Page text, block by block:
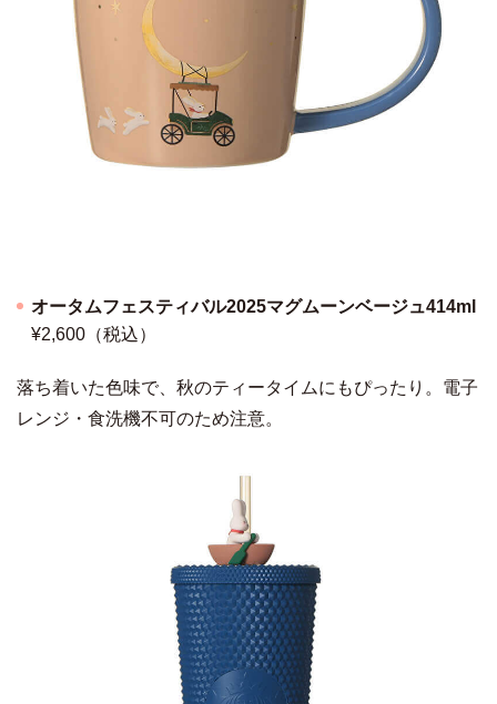
オータムフェスティバル2025マグムーンベージュ414ml
¥2,600（税込）
落ち着いた色味で、秋のティータイムにもぴったり。電子
レンジ・食洗機不可のため注意。